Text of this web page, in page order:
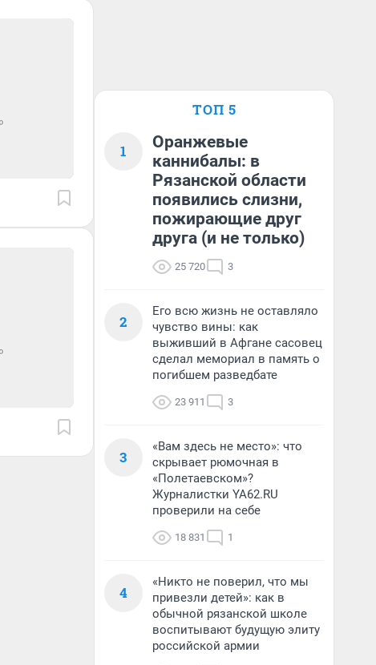
ТОП 5
1
Оранжевые
каннибалы: в
Рязанской области
появились слизни,
пожирающие друг
друга (и не только)
25 720 3
2
Его всю жизнь не оставляло
чувство вины: как
выживший в Афгане сасовец
сделал мемориал в память о
погибшем разведбате
23 911 3
3
«Вам здесь не место»: что
скрывает рюмочная в
«Полетаевском»?
Журналистки YA62.RU
проверили на себе
18 831 1
4
«Никто не поверил, что мы
привезли детей»: как в
обычной рязанской школе
воспитывают будущую элиту
российской армии